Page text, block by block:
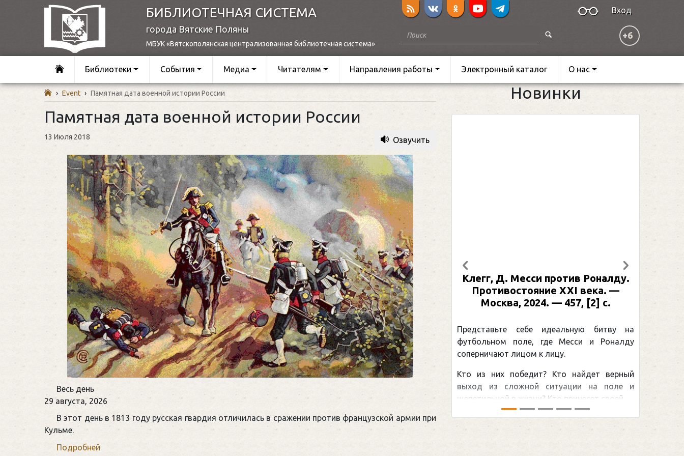
БИБЛИОТЕЧНАЯ СИСТЕМА
города Вятские Поляны
МБУК «Вятскополянская централизованная библиотечная система»
Вход
+6
Библиотеки События Медиа Читателям Направления работы Электронный каталог О нас
› Event › Памятная дата военной истории России
Памятная дата военной истории России
13 Июля 2018 Озвучить
Памятная
дата
военной
истории
России
Весь день
29 августа, 2026
В этот день в 1813 году русская гвардия отличилась в сражении против французской армии при
Кульме.
Подробней
Новинки
Клегг, Д. Месси против Роналду.
Противостояние XXI века. —
Москва, 2024. — 457, [2] с.
Представьте себе идеальную битву на
футбольном поле, где Месси и Роналду
соперничают лицом к лицу.
Кто из них победит? Кто найдет верный
выход из сложной ситуации на поле и
щепетильной в жизни? Кто принесет своей ...
Предыдущий Следующий